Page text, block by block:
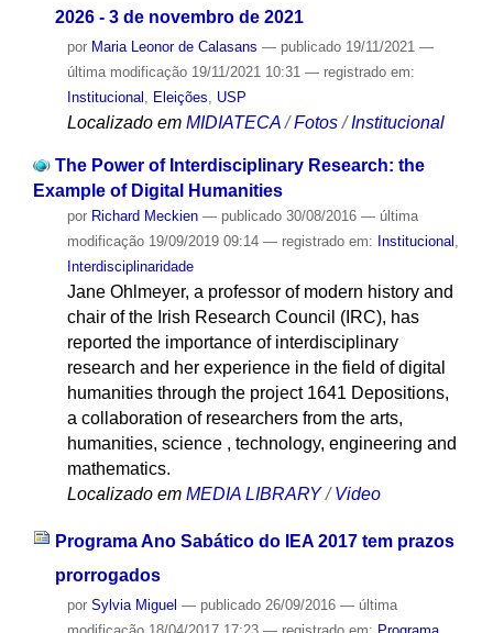
2026 - 3 de novembro de 2021
por Maria Leonor de Calasans — publicado19/11/2021 —
última modificação19/11/2021 10:31 — registrado em:
Institucional , Eleições, USP
Localizado em MIDIATECA /Fotos /Institucional
The Power of Interdisciplinary Research: the
Example of Digital Humanities
por Richard Meckien — publicado30/08/2016 — última
modificação19/09/2019 09:14 — registrado em: Institucional ,
Interdisciplinaridade
Jane Ohlmeyer, a professor of modern history and
chair of the Irish Research Council (IRC), has
reported the importance of interdisciplinary
research and her experience in the field of digital
humanities through the project 1641 Depositions,
a collaboration of researchers from the arts,
humanities, science , technology, engineering and
mathematics.
Localizado em MEDIA LIBRARY /Video
Programa Ano Sabático do IEA 2017 tem prazos
prorrogados
por Sylvia Miguel — publicado26/09/2016 — última